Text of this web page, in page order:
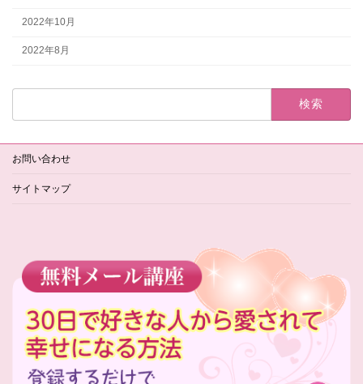
2022年10月
2022年8月
検
お問い合わせ
サイトマップ